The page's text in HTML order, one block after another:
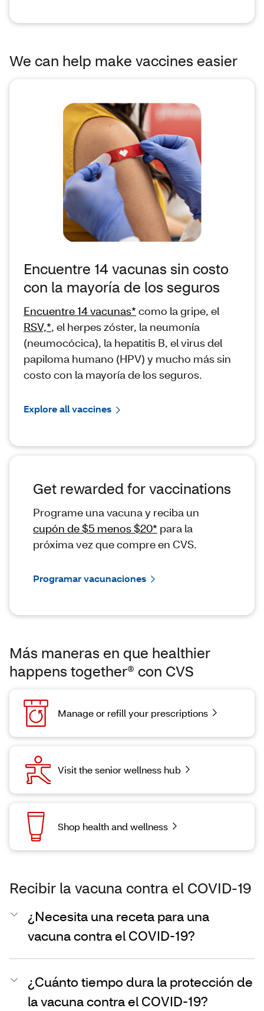
We can help make vaccines easier
Encuentre 14 vacunas sin costo
con la mayoría de los seguros
Encuentre 14 vacunas* como la gripe, el
RSV,*, el herpes zóster, la neumonía
(neumocócica), la hepatitis B, el virus del
papiloma humano (HPV) y mucho más sin
costo con la mayoría de los seguros.
Explore all vaccines
Get rewarded for vaccinations
Programe una vacuna y reciba un
cupón de $5 menos $20* para la
próxima vez que compre en CVS.
Programar vacunaciones
Más maneras en que healthier
happens together® con CVS
Manage or refill your prescriptions
Visit the senior wellness hub
Shop health and wellness
Recibir la vacuna contra el COVID-19
¿Necesita una receta para una
vacuna contra el COVID-19?
¿Cuánto tiempo dura la protección de
la vacuna contra el COVID-19?